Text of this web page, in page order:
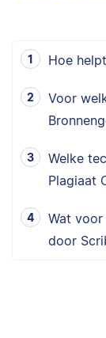
Hoe
Voor
Welke
Plagiaat
Wat
door